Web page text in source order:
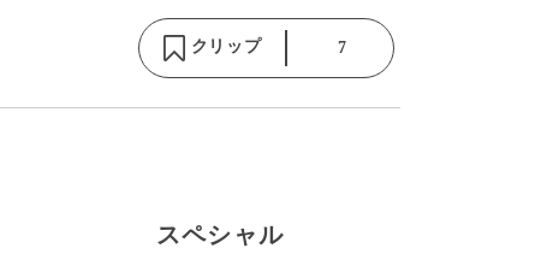
クリップ 7
スペシャル